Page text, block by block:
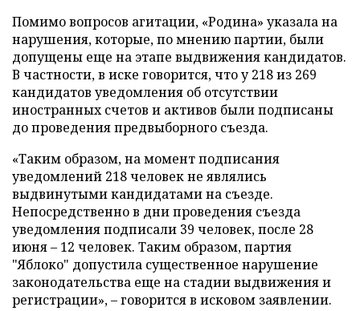
Помимо вопросов агитации, «Родина» указала на
нарушения, которые, по мнению партии, были
допущены еще на этапе выдвижения кандидатов.
В частности, в иске говорится, что у 218 из 269
кандидатов уведомления об отсутствии
иностранных счетов и активов были подписаны
до проведения предвыборного съезда.
«Таким образом, на момент подписания
уведомлений 218 человек не являлись
выдвинутыми кандидатами на съезде.
Непосредственно в дни проведения съезда
уведомления подписали 39 человек, после 28
июня – 12 человек. Таким образом, партия
"Яблоко" допустила существенное нарушение
законодательства еще на стадии выдвижения и
регистрации», – говорится в исковом заявлении.